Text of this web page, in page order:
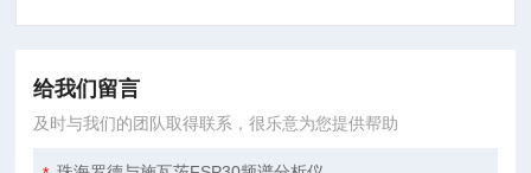
给我们留言
及时与我们的团队取得联系，很乐意为您提供帮助